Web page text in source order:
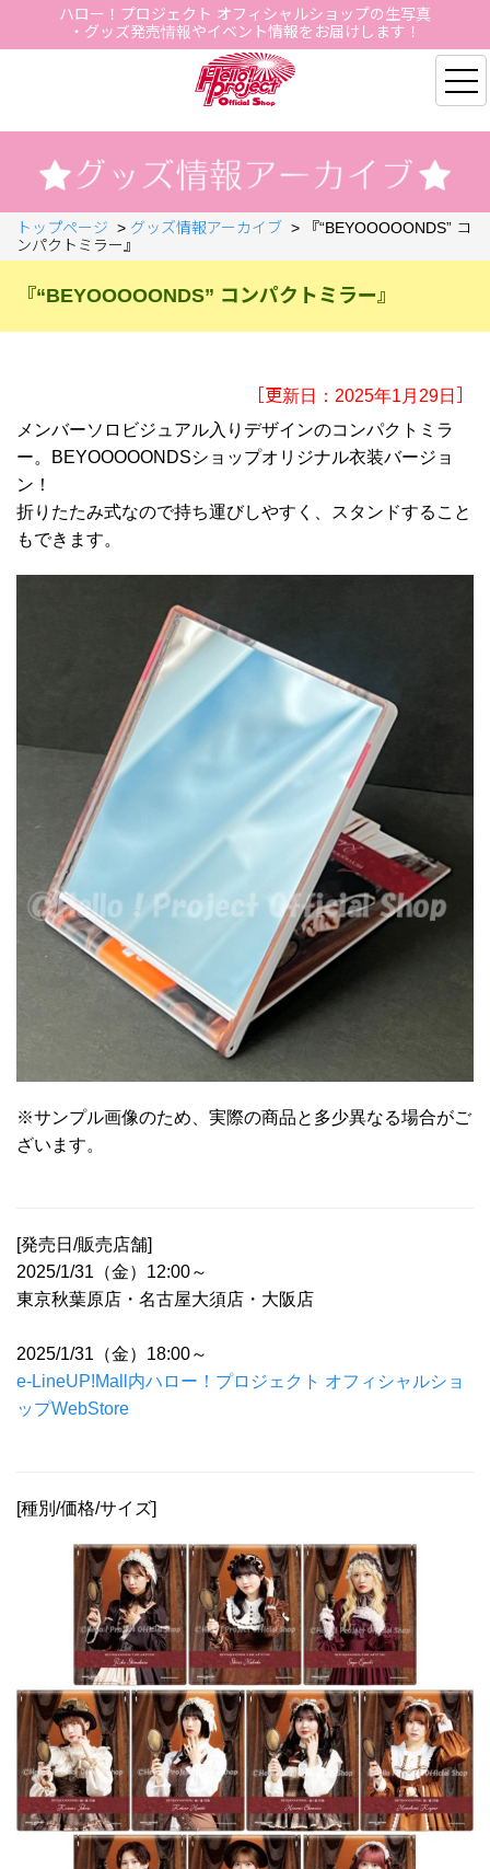
ハロー！プロジェクト オフィシャルショップの生写真
・グッズ発売情報やイベント情報をお届けします！
Hello Project Official
トップページ > グッズ情報アーカイブ >
『“BEYOOOOONDS” コ
ンパクトミラー』
『“BEYOOOOONDS” コンパクトミラー』
［更新日：2025年1月29日］
メンバーソロビジュアル入りデザインのコンパクトミラ
ー。BEYOOOOONDSショップオリジナル衣装バージョ
ン！
折りたたみ式なので持ち運びしやすく、スタンドすること
もできます。
※サンプル画像のため、実際の商品と多少異なる場合がご
ざいます。
[発売日/販売店舗]
2025/1/31（金）12:00～
東京秋葉原店・名古屋大須店・大阪店
2025/1/31（金）18:00～
e-LineUP!Mall内ハロー！プロジェクト オフィシャルショ
ップWebStore
[種別/価格/サイズ]